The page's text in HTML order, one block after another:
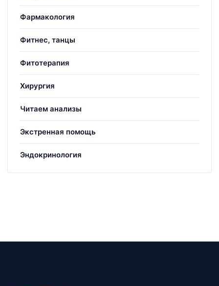
Фармакология
Фитнес, танцы
Фитотерапия
Хирургия
Читаем анализы
Экстренная помощь
Эндокринология